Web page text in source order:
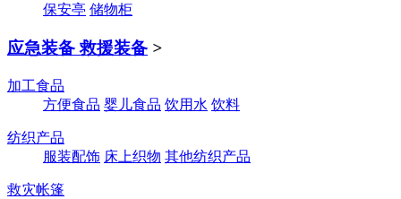
保安亭 储物柜
应急装备 救援装备 >
加工食品
方便食品 婴儿食品 饮用水 饮料
纺织产品
服装配饰 床上织物 其他纺织产品
救灾帐篷